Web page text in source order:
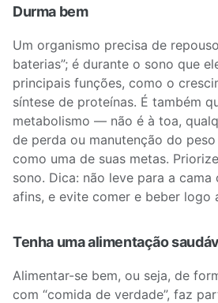
Durma bem
Um organismo precisa de
baterias”; é durante o sono que
principais funções, como o
síntese de proteínas. É também
metabolismo — não é à toa,
de perda ou manutenção do
como uma de suas metas.
sono. Dica: não leve para a cama
afins, e evite comer e beber logo
Tenha uma alimentação
Alimentar-se bem, ou seja, de
com “comida de verdade”, faz